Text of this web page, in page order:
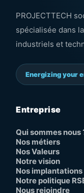
PROJECTTECH
spécialisée dans
industriels et
Energizing your
Entreprise
Qui sommes nous
Nos métiers
Nos Valeurs
Notre vision
Nos implantations
Notre politique
Nous rejoindre